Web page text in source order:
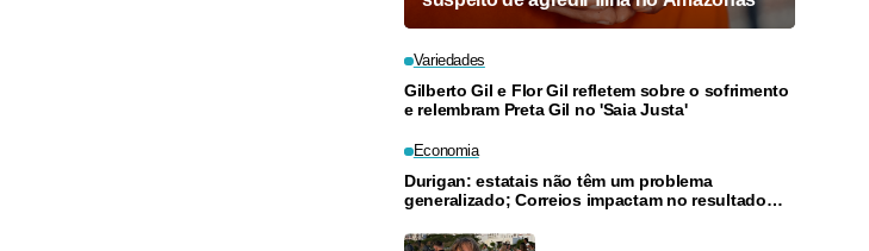
Variedades
Gilberto Gil e Flor Gil refletem sobre o sofrimento
e relembram Preta Gil no 'Saia Justa'
Economia
Durigan: estatais não têm um problema
generalizado; Correios impactam no resultado